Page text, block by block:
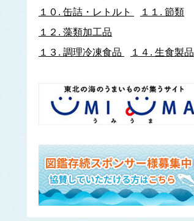
マイワシ
イワナ
ウ
ウキゴリ
ウップルイノリ
うなぎ類
うに類
エゾバフンウニ
キタムラサキウニ
バフンウニ
ムラサキウニ
ウミタケ
うみへび類
１０. 缶詰・レトルト １１. 節類
１２. 藻類加工品
１３. 調理冷凍食品 １４. 生食製品